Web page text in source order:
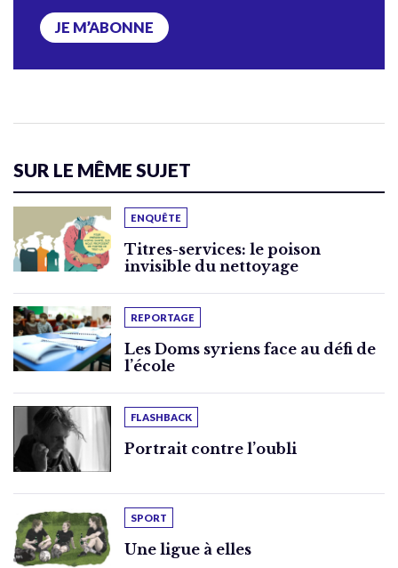
JE M’ABONNE
SUR LE MÊME SUJET
ENQUÊTE
Titres-services: le poison
invisible du nettoyage
REPORTAGE
Les Doms syriens face au défi de
l’école
FLASHBACK
Portrait contre l’oubli
SPORT
Une ligue à elles